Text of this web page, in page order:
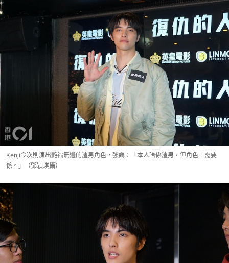
Kenji今次則演出艷福無邊的渣男角色，強調：「本人唔係渣男，但角色上需要
係。」（鄧穎琪攝）